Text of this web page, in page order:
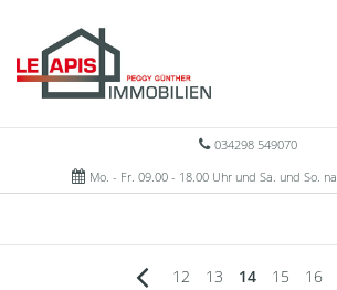
034298 549070
Mo. - Fr. 09.00 - 18.00 Uhr und Sa. und So.
12 13 14 15 16